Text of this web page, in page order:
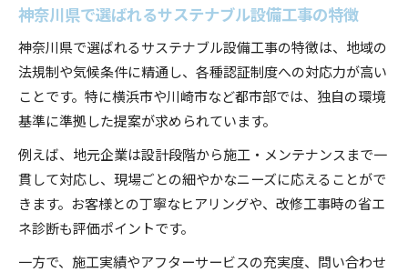
神奈川県で選ばれるサステナブル設備工事の特徴
神奈川県で選ばれるサステナブル設備工事の特徴は、地域の
法規制や気候条件に精通し、各種認証制度への対応力が高い
ことです。特に横浜市や川崎市など都市部では、独自の環境
基準に準拠した提案が求められています。
例えば、地元企業は設計段階から施工・メンテナンスまで一
貫して対応し、現場ごとの細やかなニーズに応えることがで
きます。お客様との丁寧なヒアリングや、改修工事時の省エ
ネ診断も評価ポイントです。
一方で、施工実績やアフターサービスの充実度、問い合わせ